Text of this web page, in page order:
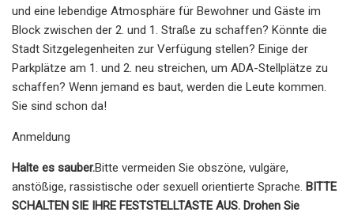
und eine lebendige Atmosphäre für Bewohner und Gäste im
Block zwischen der 2. und 1. Straße zu schaffen? Könnte die
Stadt Sitzgelegenheiten zur Verfügung stellen? Einige der
Parkplätze am 1. und 2. neu streichen, um ADA-Stellplätze zu
schaffen? Wenn jemand es baut, werden die Leute kommen.
Sie sind schon da!
Anmeldung
Halte es sauber.Bitte vermeiden Sie obszöne, vulgäre,
anstößige, rassistische oder sexuell orientierte Sprache. BITTE
SCHALTEN SIE IHRE FESTSTELLTASTE AUS. Drohen Sie